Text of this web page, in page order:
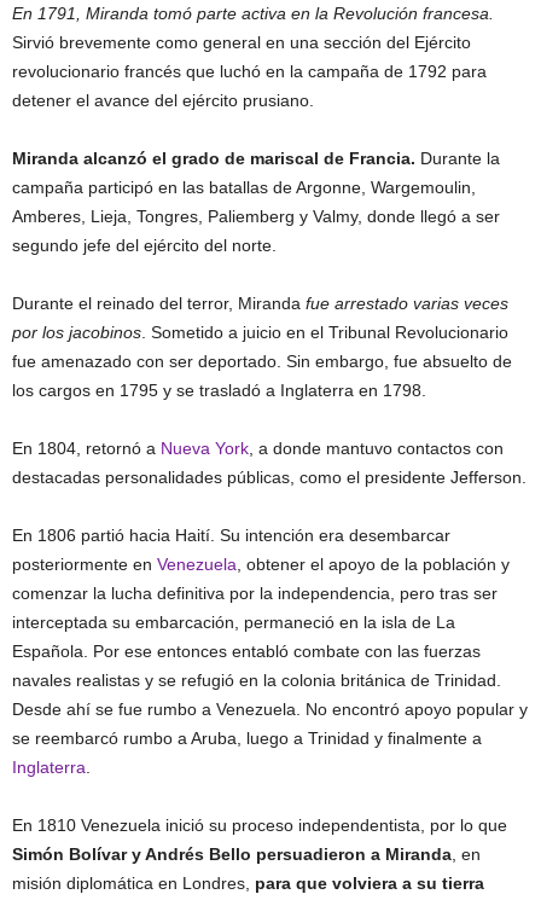
En 1791, Miranda tomó parte activa en la Revolución francesa.
Sirvió brevemente como general en una sección del Ejército
revolucionario francés que luchó en la campaña de 1792 para
detener el avance del ejército prusiano.
Miranda alcanzó el grado de mariscal de Francia. Durante la
campaña participó en las batallas de Argonne, Wargemoulin,
Amberes, Lieja, Tongres, Paliemberg y Valmy, donde llegó a ser
segundo jefe del ejército del norte.
Durante el reinado del terror, Miranda fue arrestado varias veces
por los jacobinos . Sometido a juicio en el Tribunal Revolucionario
fue amenazado con ser deportado. Sin embargo, fue absuelto de
los cargos en 1795 y se trasladó a Inglaterra en 1798.
En 1804, retornó a Nueva York , a donde mantuvo contactos con
destacadas personalidades públicas, como el presidente Jefferson.
En 1806 partió hacia Haití. Su intención era desembarcar
posteriormente en Venezuela , obtener el apoyo de la población y
comenzar la lucha definitiva por la independencia, pero tras ser
interceptada su embarcación, permaneció en la isla de La
Española. Por ese entonces entabló combate con las fuerzas
navales realistas y se refugió en la colonia británica de Trinidad.
Desde ahí se fue rumbo a Venezuela. No encontró apoyo popular y
se reembarcó rumbo a Aruba, luego a Trinidad y finalmente a
Inglaterra
En 1810 Venezuela inició su proceso independentista, por lo que
Simón Bolívar y Andrés Bello persuadieron a Miranda , en
misión diplomática en Londres, para que volviera a su tierra